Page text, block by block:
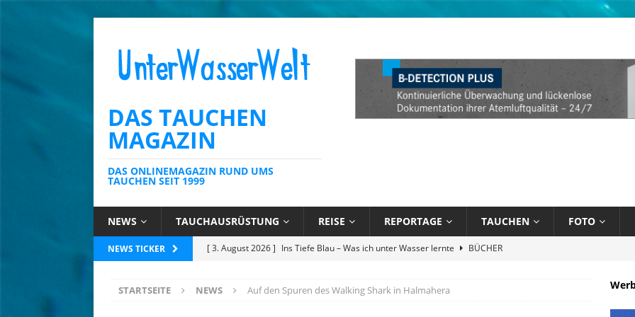
DAS TAUCHEN
MAGAZIN
DAS ONLINEMAGAZIN RUND UMS
TAUCHEN SEIT 1999
NEWS TAUCHAUSRÜSTUNG REISE REPORTAGE TAUCHEN FOTO
NEWS TICKER [ 23. Juli 2026 ] Tobago: Wo Atlantik und Karibik verschmelzen
NEWS
für Meeresbildung
NATUR
STARTSEITE NEWS Auf den Spuren des Walking Shark in Halmahera